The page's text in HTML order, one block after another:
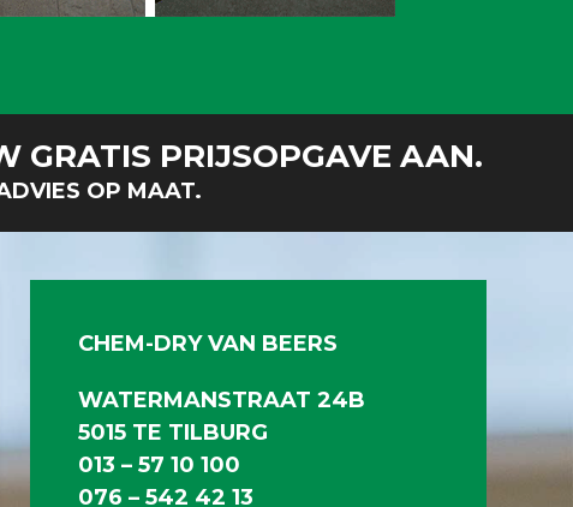
GRATIS PRIJSOPGAVE AAN.
OP MAAT.
CHEM-DRY VAN BEERS
WATERMANSTRAAT 24B
5015 TE TILBURG
013 – 57 10 100
076 – 542 42 13